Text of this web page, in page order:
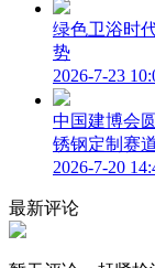
绿色卫浴时
势
2026-7-23
中国建博会
锈钢定制赛
2026-7-20
最新评论